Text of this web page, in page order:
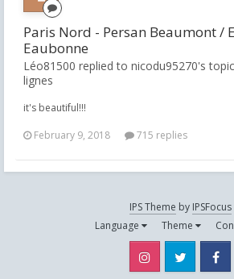
Paris Nord - Persan Beaumont /
Eaubonne
Léo81500 replied to nicodu95270's
lignes
it's beautiful!!!
February 9, 2018
715 replies
IPS Theme by IPSFocus
Language
Theme
Instagram Twitter